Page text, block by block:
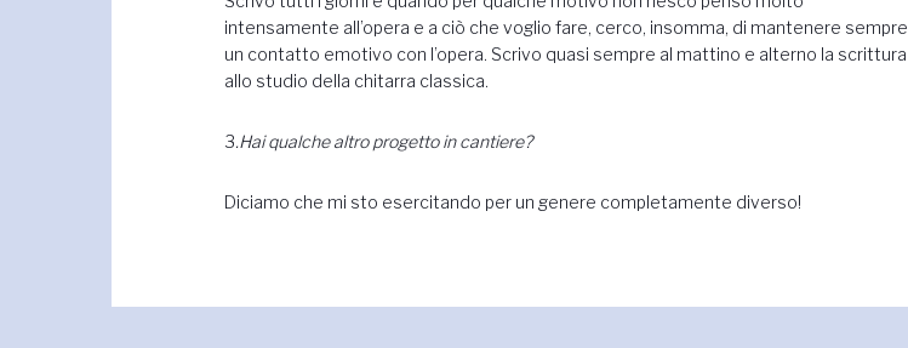
intensamente all’opera e a ciò che voglio fare, cerco, insomma, di mantenere sempre
un contatto emotivo con l’opera. Scrivo quasi sempre al mattino e alterno la scrittura
allo studio della chitarra classica.
3.Hai qualche altro progetto in cantiere?
Diciamo che mi sto esercitando per un genere completamente diverso!